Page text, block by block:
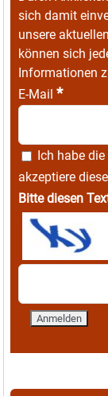
sich damit
unsere
können sich
Informationen
E-Mail *
Ich habe die
akzeptiere
Bitte diesen